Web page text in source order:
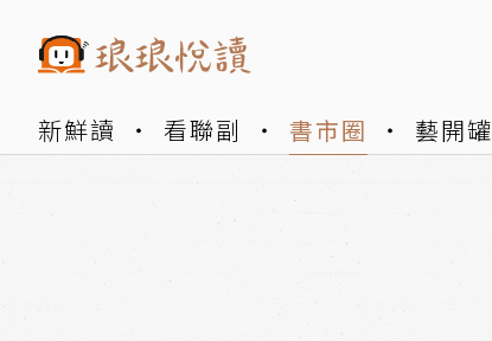
新鮮讀 看聯副 書市圈 藝開罐